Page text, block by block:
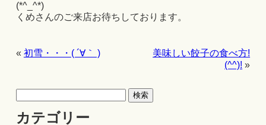
(*^_^*)
くめさんのご来店お待ちしております。
« 初雪・・・( ´∀｀ )
美味しい餃子の食べ方!
(^^)! »
カテゴリー